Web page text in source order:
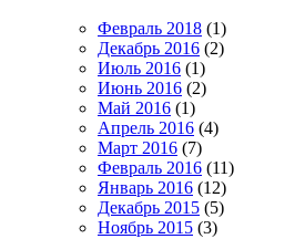
Февраль 2018 (1)
Декабрь 2016 (2)
Июль 2016 (1)
Июнь 2016 (2)
Май 2016 (1)
Апрель 2016 (4)
Март 2016 (7)
Февраль 2016 (11)
Январь 2016 (12)
Декабрь 2015 (5)
Ноябрь 2015 (3)